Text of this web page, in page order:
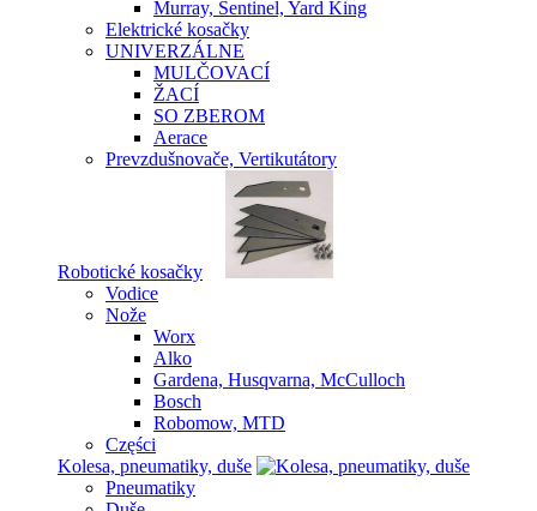
Murray, Sentinel, Yard King
Elektrické kosačky
UNIVERZÁLNE
MULČOVACÍ
ŽACÍ
SO ZBEROM
Aerace
Prevzdušnovače, Vertikutátory
Robotické kosačky
Vodice
Nože
Worx
Alko
Gardena, Husqvarna, McCulloch
Bosch
Robomow, MTD
Części
Kolesa, pneumatiky, duše
Pneumatiky